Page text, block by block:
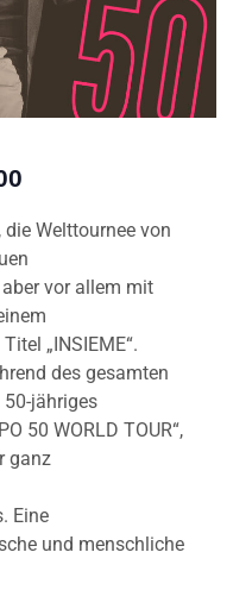
Welttournee von
vor allem mit
„INSIEME“.
des gesamten
jähriges
50 WORLD TOUR“,
ganz
Eine
und menschliche